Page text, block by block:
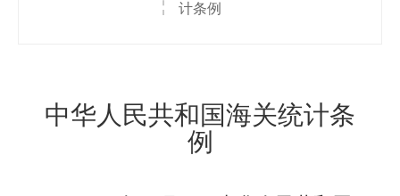
计条例
中华人民共和国海关统计条
例